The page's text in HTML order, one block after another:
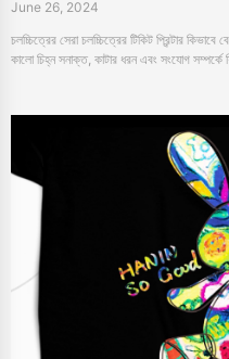
June 26, 2024
চলচ্চিত্রের সেরা চলচ্চিত্রের টিকিট প্রিন্টার কিভাবে
কালো চিহ্ন সনাক্ত, কাটার ধরন এবং সংযোগ সম্পর্কে